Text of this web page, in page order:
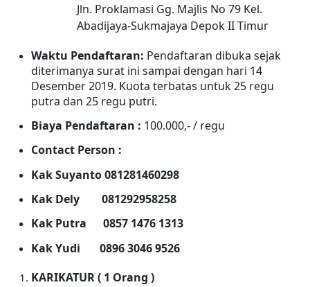
Jln. Proklamasi Gg. Majlis No 79 Kel.
Abadijaya-Sukmajaya Depok II Timur
Waktu Pendaftaran: Pendaftaran dibuka sejak
diterimanya surat ini sampai dengan hari 14
Desember2019. Kuota terbatas untuk25 regu
putra dan 25 regu putri.
Biaya Pendaftaran : 100.000,- / regu
Contact Person :
Kak Suyanto 081281460298
Kak Dely 081292958258
Kak Putra 0857 1476 1313
Kak Yudi 0896 3046 9526
KARIKATUR ( 1 Orang )